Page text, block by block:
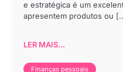
e estratégica é um
apresentem produtos ou
LER MAIS...
Finanças pessoais